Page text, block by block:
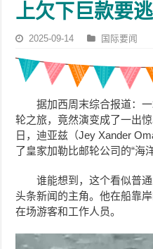
上欠下巨款要
2025-09-14 国际要闻
据加西周末综合报道：
轮之旅，竟然演变成了一出
日，迪亚兹（Jey Xander
了皇家加勒比邮轮公司的“海
谁能想到，这个看似普
头条新闻的主角。他在船靠
在场游客和工作人员。